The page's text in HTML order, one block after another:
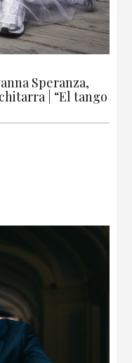
Speranza,
| “El tango